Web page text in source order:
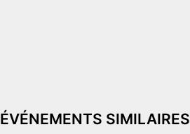
ÉVÉNEMENTS SIMILAIRES